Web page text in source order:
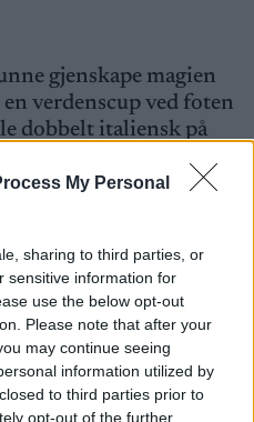
My Personal
sharing to third parties, or
sensitive information for
use the below opt-out
Please note that after your
may continue seeing
information utilized by
to third parties prior to
opt-out of the further
gjenskape magien
verdenscup ved foten
dobbelt italiensk på
på andreplass og
tredje. På damesida
på tredjeplass.
på det avsluttende
i Zürich fredag